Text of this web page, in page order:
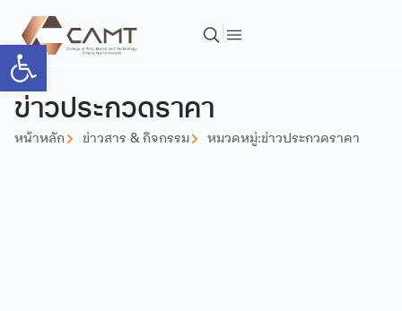
Open toolbar
ข่าวประกวดราคา
หน้าหลัก ข่าวสาร & กิจกรรม หมวดหมู่:ข่าวประกวดราคา